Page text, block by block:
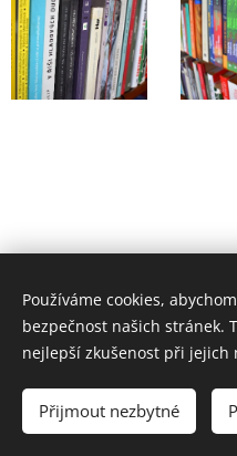
Žijte
Všechna
Vytvořeno
Používáme cookies,
bezpečnost našich stránek.
nejlepší zkušenost při jejich
Přijmout nezbytné